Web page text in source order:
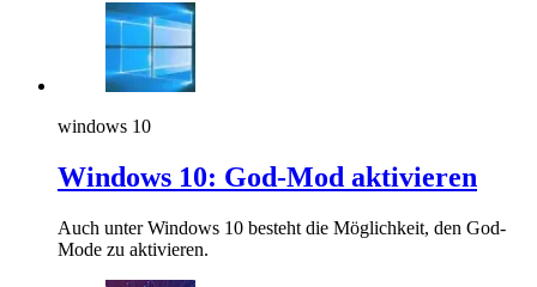
windows 10
Windows 10: God-Mod aktivieren
Auch unter Windows 10 besteht die Möglichkeit, den God-
Mode zu aktivieren.